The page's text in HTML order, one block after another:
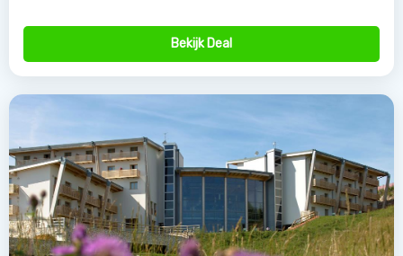
Bekijk Deal